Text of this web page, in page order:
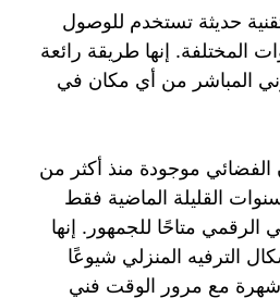
حديثة تستخدم للوصول
المختلفة. إنها طريقة رائعة
المباشر من أي مكان في
الفضائي موجودة منذ أكثر من
القليلة الماضية فقط
الرقمي متاحًا للجمهور. إنها
الترفيه المنزلي شيوعًا
شهرة مع مرور الوقت فني